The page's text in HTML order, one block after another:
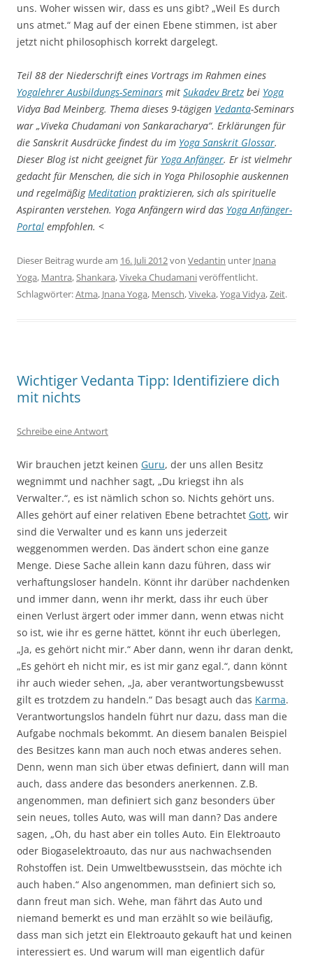
uns. Woher wissen wir, dass es uns gibt? „Weil Es durch
uns atmet.“ Mag auf der einen Ebene stimmen, ist aber
jetzt nicht philosophisch korrekt dargelegt.
Teil 88 der Niederschrift eines Vortrags im Rahmen eines
Yogalehrer Ausbildungs-Seminars mit Sukadev Bretz bei Yoga
Vidya Bad Meinberg. Thema dieses 9-tägigen Vedanta-Seminars
war „Viveka Chudamani von Sankaracharya“. Erklärungen für
die Sanskrit Ausdrücke findest du im Yoga Sanskrit Glossar.
Dieser Blog ist nicht geeignet für Yoga Anfänger. Er ist vielmehr
gedacht für Menschen, die sich in Yoga Philosophie auskennen
und regelmäßigMeditation praktizieren, sich als spirituelle
Aspiranten verstehen. Yoga Anfängern wird das Yoga Anfänger-
Portal empfohlen. <
Dieser Beitrag wurde am 16. Juli 2012von Vedantin unter Jnana
Yoga, Mantra,Shankara,Viveka Chudamaniveröffentlicht.
Schlagwörter:Atma, Jnana Yoga, Mensch,Viveka,Yoga Vidya,Zeit.
Wichtiger Vedanta Tipp: Identifiziere dich
mit nichts
Schreibe eine Antwort
Wir brauchen jetzt keinen Guru, der uns allen Besitz
wegnimmt und nachher sagt, „Du kriegst ihn als
Verwalter.“, es ist nämlich schon so. Nichts gehört uns.
Alles gehört auf einer relativen Ebene betrachtet Gott, wir
sind die Verwalter und es kann uns jederzeit
weggenommen werden. Das ändert schon eine ganze
Menge. Diese Sache allein kann dazu führen, dass wir
verhaftungsloser handeln. Könnt ihr darüber nachdenken
und immer dann, wenn ihr merkt, dass ihr euch über
einen Verlust ärgert oder immer dann, wenn etwas nicht
so ist, wie ihr es gerne hättet, könnt ihr euch überlegen,
„Ja, es gehört nicht mir.“ Aber dann, wenn ihr daran denkt,
„Es gehört eh nicht mir, es ist mir ganz egal.“, dann könnt
ihr auch wieder sehen, „Ja, aber verantwortungsbewusst
gilt es trotzdem zu handeln.“ Das besagt auch das Karma.
Verantwortungslos handeln führt nur dazu, dass man die
Aufgabe nochmals bekommt. An diesem banalen Beispiel
des Besitzes kann man auch noch etwas anderes sehen.
Denn, wenn man sich über etwas definiert, dann will man
auch, dass andere das besonders anerkennen. Z.B.
angenommen, man definiert sich ganz besonders über
sein neues, tolles Auto, was will man dann? Das andere
sagen, „Oh, du hast aber ein tolles Auto. Ein Elektroauto
oder Biogaselektroauto, das nur aus nachwachsenden
Rohstoffen ist. Dein Umweltbewusstsein, das möchte ich
auch haben.“ Also angenommen, man definiert sich so,
dann freut man sich. Wehe, man fährt das Auto und
niemand bemerkt es und man erzählt so wie beiläufig,
dass man sich jetzt ein Elektroauto gekauft hat und keinen
interessiert es. Und warum will man eigentlich dafür